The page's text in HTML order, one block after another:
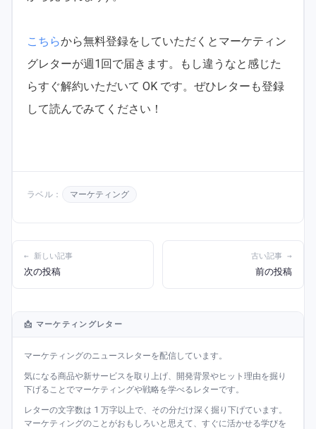
こちらから無料登録をしていただくとマーケティン
グレターが週1回で届きます。もし違うなと感じた
らすぐ解約いただいて OK です。ぜひレターも登録
して読んでみてください！
ラベル： マーケティング
← 新しい記事
次の投稿
古い記事 →
前の投稿
📩 マーケティングレター
マーケティングのニュースレターを配信しています。
気になる商品や新サービスを取り上げ、開発背景やヒット理由を掘り
下げることでマーケティングや戦略を学べるレターです。
レターの文字数は 1 万字以上で、その分だけ深く掘り下げています。
マーケティングのことがおもしろいと思えて、すぐに活かせる学びを